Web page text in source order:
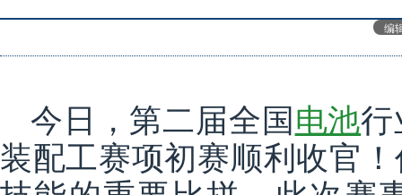
编
今日，第二届全国电池
装配工赛项初赛顺利收官